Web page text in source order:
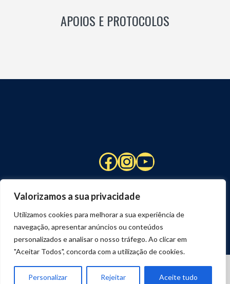
Valorizamos a sua privacidade
Utilizamos cookies para melhorar a sua experiência de
navegação, apresentar anúncios ou conteúdos
personalizados e analisar o nosso tráfego. Ao clicar em
"Aceitar Todos", concorda com a utilização de cookies.
Personalizar Rejeitar Aceite tudo
APOIOS E PROTOCOLOS
Facebook
Instagram
YouTube
DESENVOLVIDO POR
JOSEXAVIER.COM